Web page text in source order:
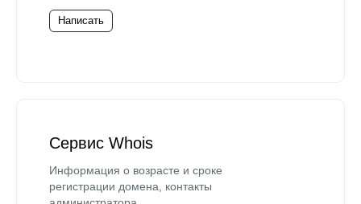
Написать
Сервис Whois
Информация о возрасте и сроке
регистрации домена, контакты